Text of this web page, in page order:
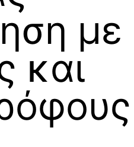
με
και